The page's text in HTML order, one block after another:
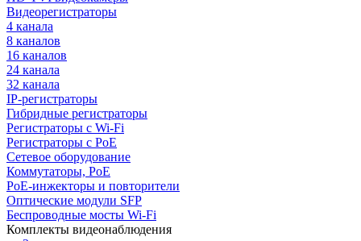
Видеорегистраторы
4 канала
8 каналов
16 каналов
24 канала
32 канала
IP-регистраторы
Гибридные регистраторы
Регистраторы с Wi-Fi
Регистраторы с PoE
Сетевое оборудование
Коммутаторы, PoE
PoE-инжекторы и повторители
Оптические модули SFP
Беспроводные мосты Wi-Fi
Комплекты видеонаблюдения